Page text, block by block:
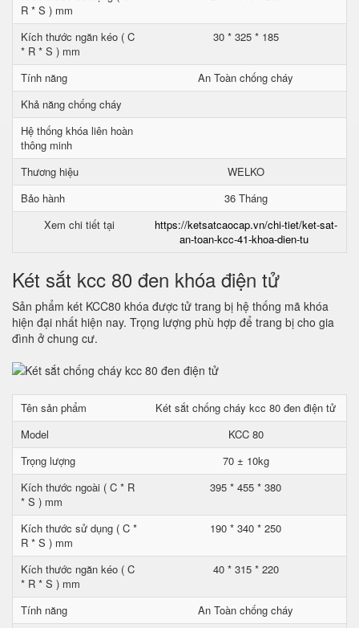
R * S ) mm
Kích thước ngăn kéo ( C
* R * S ) mm
30 * 325 * 185
Tính năng
An Toàn chống cháy
Khả năng chống cháy
Hệ thống khóa liên hoàn
thông minh
Thương hiệu
WELKO
Bảo hành
36 Tháng
Xem chi tiết tại
https://ketsatcaocap.vn/chi-tiet/ket-sat-
an-toan-kcc-41-khoa-dien-tu
Két sắt kcc 80 đen khóa điện tử
Sản phẩm két KCC80 khóa được tử trang bị hệ thống mã khóa
hiện đại nhất hiện nay. Trọng lượng phù hợp để trang bị cho gia
đình ở chung cư.
Tên sản phẩm
Két sắt chống cháy kcc 80 đen điện tử
Model
KCC 80
Trọng lượng
70 ± 10kg
Kích thước ngoài ( C * R
* S ) mm
395 * 455 * 380
Kích thước sử dụng ( C *
R * S ) mm
190 * 340 * 250
Kích thước ngăn kéo ( C
* R * S ) mm
40 * 315 * 220
Tính năng
An Toàn chống cháy